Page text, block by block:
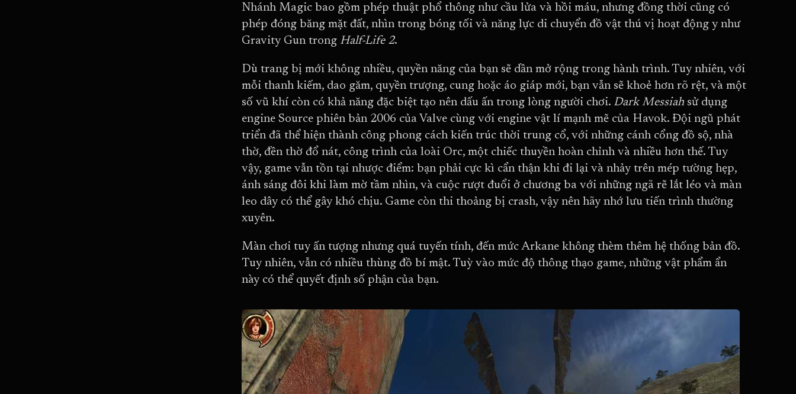
Nhánh Magic bao gồm phép thuật phổ thông như cầu lửa và hồi máu, nhưng đồng thời cũng có
phép đóng băng mặt đất, nhìn trong bóng tối và năng lực di chuyển đồ vật thú vị hoạt động y như
Gravity Gun trong Half-Life 2.
Dù trang bị mới không nhiều, quyền năng của bạn sẽ dần mở rộng trong hành trình. Tuy nhiên, với
mỗi thanh kiếm, dao găm, quyền trượng, cung hoặc áo giáp mới, bạn vẫn sẽ khoẻ hơn rõ rệt, và một
số vũ khí còn có khả năng đặc biệt tạo nên dấu ấn trong lòng người chơi. Dark Messiah sử dụng
engine Source phiên bản 2006 của Valve cùng với engine vật lí mạnh mẽ của Havok. Đội ngũ phát
triển đã thể hiện thành công phong cách kiến ​​trúc thời trung cổ, với những cánh cổng đồ sộ, nhà
thờ, đền thờ đổ nát, công trình của loài Orc, một chiếc thuyền hoàn chỉnh và nhiều hơn thế. Tuy
vậy, game vẫn tồn tại nhược điểm: bạn phải cực kì cẩn thận khi đi lại và nhảy trên mép tường hẹp,
ánh sáng đôi khi làm mờ tầm nhìn, và cuộc rượt đuổi ở chương ba với những ngã rẽ lắt léo và màn
leo dây có thể gây khó chịu. Game còn thi thoảng bị crash, vậy nên hãy nhớ lưu tiến trình thường
xuyên.
Màn chơi tuy ấn tượng nhưng quá tuyến tính, đến mức Arkane không thèm thêm hệ thống bản đồ.
Tuy nhiên, vẫn có nhiều thùng đồ bí mật. Tuỳ vào mức độ thông thạo game, những vật phẩm ẩn
này có thể quyết định số phận của bạn.